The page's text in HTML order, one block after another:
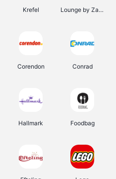
Krefel Lounge by Zalando
Corendon Conrad
Hallmark Foodbag